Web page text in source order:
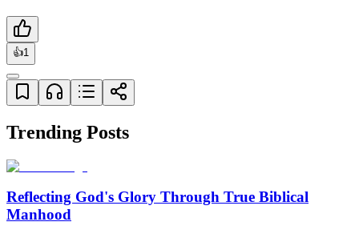
👍1
Trending Posts
Reflecting God's Glory Through True Biblical
Manhood